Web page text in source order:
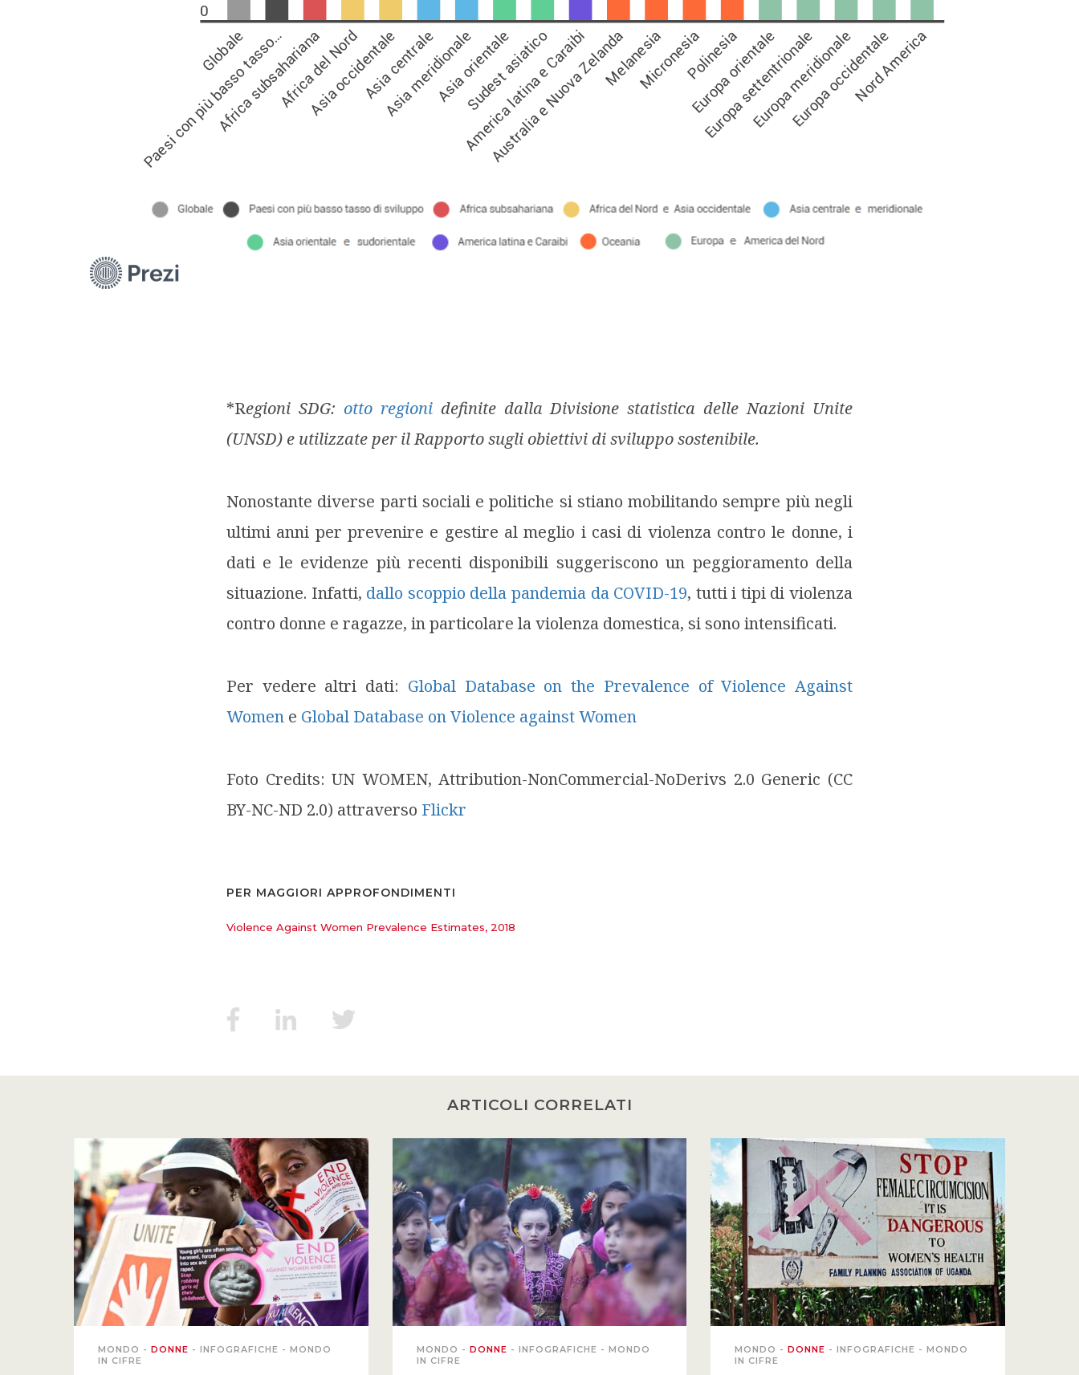
*Regioni SDG: otto regionidefinite dalla Divisione statistica delle Nazioni Unite
(UNSD) e utilizzate per il Rapporto sugli obiettivi di sviluppo sostenibile.
Nonostante diverse parti sociali e politiche si stiano mobilitando sempre più negli
ultimi anni per prevenire e gestire al meglio i casi di violenza contro le donne, i
dati e le evidenze più recenti disponibili suggeriscono un peggioramento della
situazione. Infatti, dallo scoppio della pandemia da COVID-19, tutti i tipi di violenza
contro donne e ragazze, in particolare la violenza domestica, si sono intensificati.
Per vedere altri dati: Global Database on the Prevalence of Violence Against
Women e Global Database on Violence against Women
Foto Credits: UN WOMEN,Attribution-NonCommercial-NoDerivs 2.0 Generic (CC
BY-NC-ND 2.0) attraverso Flickr
PER MAGGIORI APPROFONDIMENTI
Violence Against Women Prevalence Estimates, 2018
ARTICOLI CORRELATI
MONDO - DONNE - INFOGRAFICHE - MONDO
IN CIFRE
MONDO - DONNE - INFOGRAFICHE - MONDO
IN CIFRE
MONDO -DONNE -INFOGRAFICHE -MONDO
IN CIFRE